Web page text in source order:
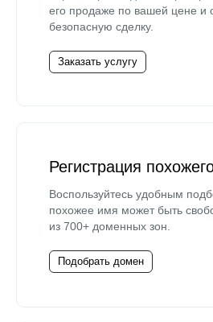
его продаже по вашей цене и
безопасную сделку.
Заказать услугу
Регистрация
Воспользуйтесь удобным
похожее имя может быть
из 700+ доменных зон.
Подобрать домен